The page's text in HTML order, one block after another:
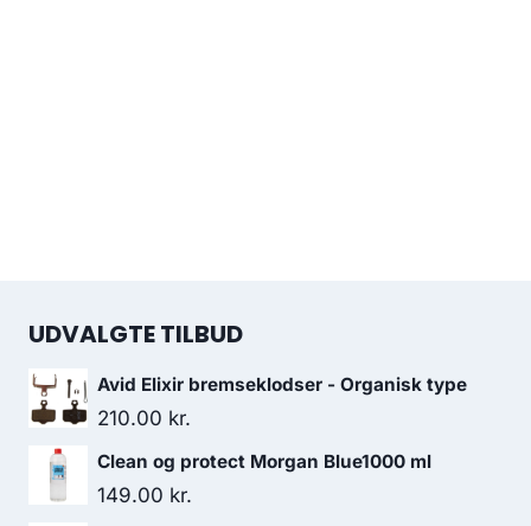
UDVALGTE TILBUD
Avid Elixir bremseklodser - Organisk type
210.00 kr.
Clean og protect Morgan Blue1000 ml
149.00 kr.